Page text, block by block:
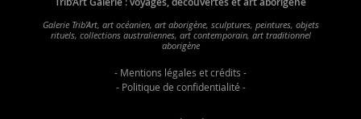
Galerie Trib’Art, art océanien, art aborigène, sculptures, peintures, objets
rituels, collections australiennes, art contemporain, art traditionnel
aborigène
- Mentions légales et crédits -
- Politique de confidentialité -